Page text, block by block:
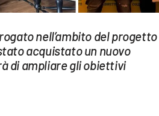
nell’ambito del progetto
acquistato un nuovo
di ampliare gli obiettivi